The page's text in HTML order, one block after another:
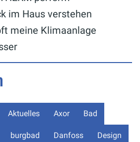
im Haus verstehen
meine Klimaanlage
Aktuelles Axor Bad
burgbad Danfoss Design